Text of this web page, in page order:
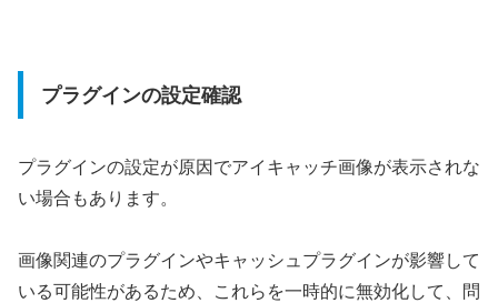
プラグインの設定確認
プラグインの設定が原因でアイキャッチ画像が表示されな
い場合もあります。
画像関連のプラグインやキャッシュプラグインが影響して
いる可能性があるため、これらを一時的に無効化して、問